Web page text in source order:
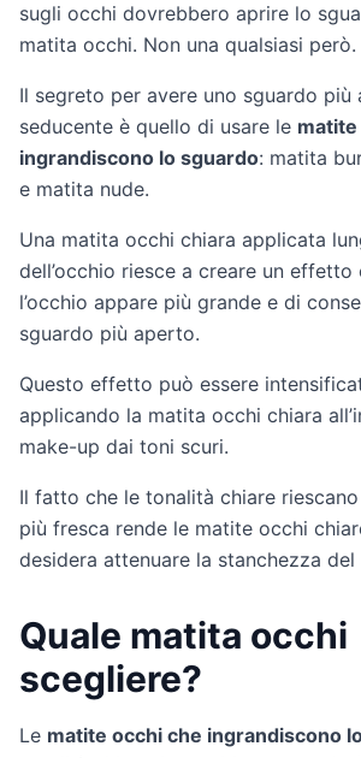
sugli occhi dovrebbero aprire lo
matita occhi. Non una qualsiasi però.
Il segreto per avere uno sguardo più
seducente è quello di usare le
ingrandiscono lo sguardo: matita
e matita nude.
Una matita occhi chiara applicata
dell’occhio riesce a creare un
l’occhio appare più grande e di
sguardo più aperto.
Questo effetto può essere
applicando la matita occhi chiara
make-up dai toni scuri.
Il fatto che le tonalità chiare riescano
più fresca rende le matite occhi
desidera attenuare la stanchezza
Quale matita occhi
scegliere?
Le matite occhi che ingrandiscono